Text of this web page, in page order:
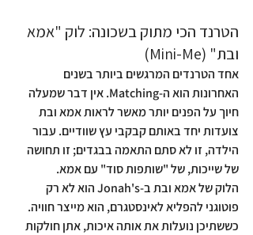
הטרנד הכי מתוק בשכונה: לוק "אמא
ובת" (Mini-Me)
אחד הטרנדים המרגשים ביותר בשנים
האחרונות הוא ה-Matching. אין דבר שמעלה
חיוך על הפנים יותר מאשר לראות אמא ובת
צועדות יחד באותם קבקבי עץ שוודיים. עבור
הילדה, זו לא סתם התאמה בבגדים; זו תחושה
של שייכות, של "שותפות סוד" עם אמא.
הלוק של אמא ובת ב-Jonah's הוא לא רק
פוטוגני להפליא לאינסטגרם, הוא מייצר חוויה.
כששתיכן נועלות את אותה איכות, אתן חולקות